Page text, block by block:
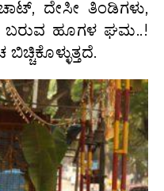
ದೇಸೀ ತಿಂಡಿಗಳು,
ಬರುವ ಹೂಗಳ ಘಮ..!